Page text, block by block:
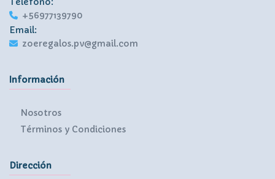
+56977139790
Email:
zoeregalos.pv@gmail.com
Información
Nosotros
Términos y Condiciones
Dirección